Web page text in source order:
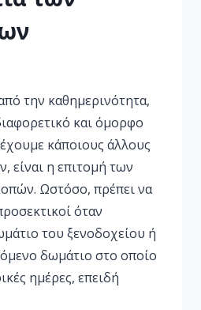
την καθημερινότητα,
και όμορφο
κάποιους άλλους
είναι η επιτομή των
Ωστόσο, πρέπει να
όταν
του ξενοδοχείου ή
δωμάτιο στο οποίο
ημέρες, επειδή